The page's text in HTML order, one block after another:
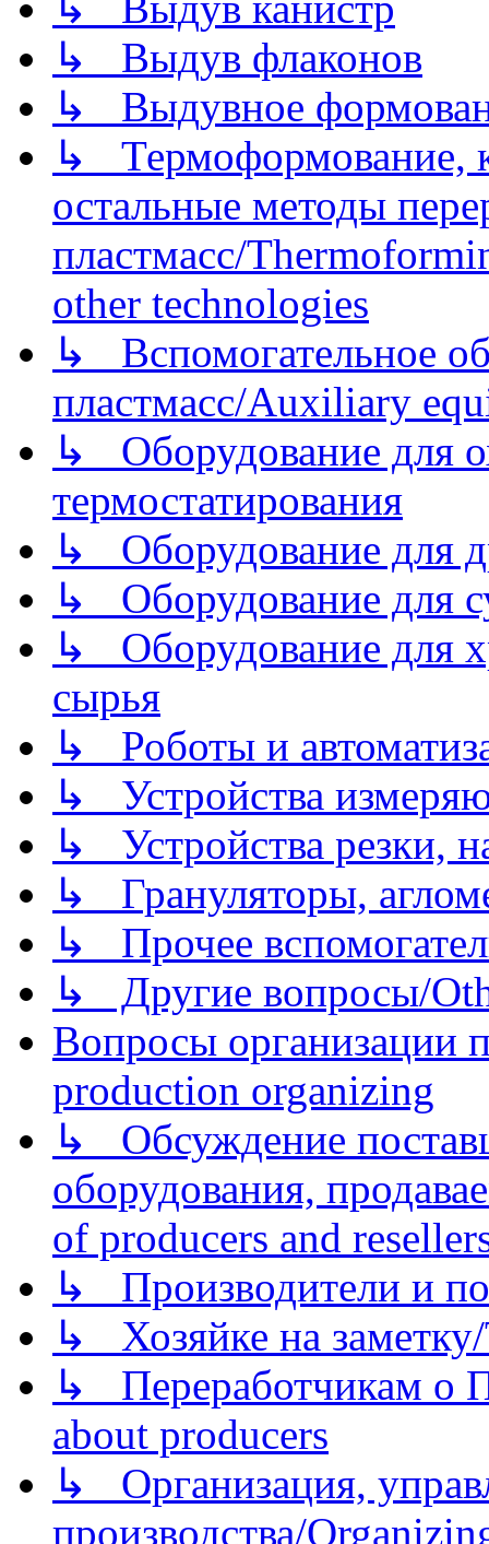
↳ Выдув флаконов
↳ Выдувное
↳ Термоформование,
остальные методы
пластмасс/
other technologies
↳ Вспомогательное
пластмасс/Auxiliary
↳ Оборудование для
термостатирования
↳ Оборудование для
↳ Оборудование для
↳ Оборудование для
сырья
↳ Роботы и
↳ Устройства
↳ Устройства резки,
↳ Грануляторы,
↳ Прочее
↳ Другие вопросы/
Вопросы организации
production organizing
↳ Обсуждение
оборудования,
of producers and
↳ Производители и
↳ Хозяйке на
↳ Переработчикам о
about producers
↳ Организация,
производства/